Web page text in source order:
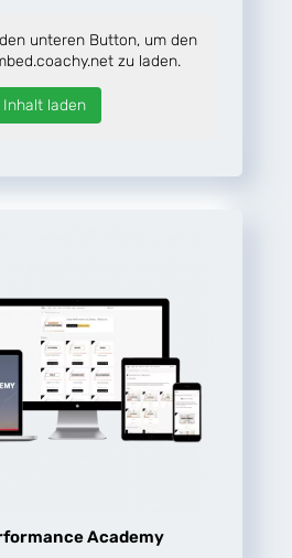
unteren Button, um den
zu laden.
Inhalt laden
Academy